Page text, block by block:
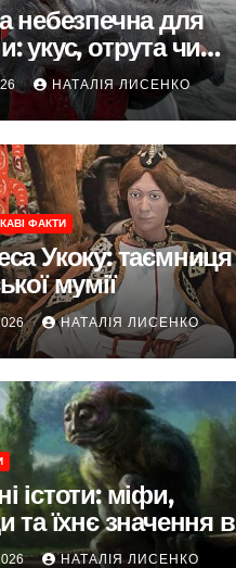
небезпечна для
укус, отрута чи
НАТАЛІЯ ЛИСЕНКО
ФАКТИ
Укоку: таємниця
мумії
НАТАЛІЯ ЛИСЕНКО
істоти: міфи,
та їхнє значення в
НАТАЛІЯ ЛИСЕНКО